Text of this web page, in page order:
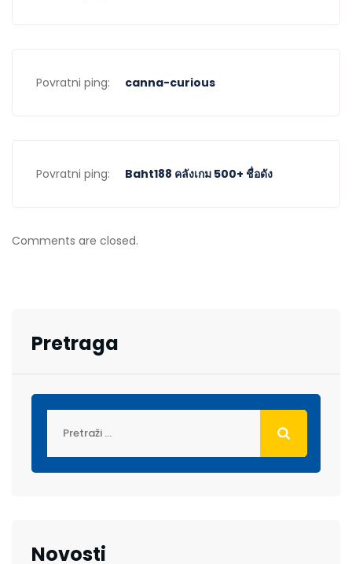
Povratni ping: canna-curious
Povratni ping: Baht188 คลังเกม 500+ ชื่อดัง
Comments are closed.
Pretraga
Novosti